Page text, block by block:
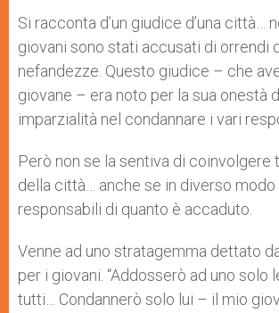
p
p
g
e
r
o
k
r
Si racconta d’un giudice d’una città…
giovani sono stati accusati di orrendi
nefandezze. Questo giudice – che
giovane – era noto per la sua onestà
imparzialità nel condannare i vari
Però non se la sentiva di coinvolgere
della città… anche se in diverso
responsabili di quanto è accaduto.
Venne ad uno stratagemma dettato
per i giovani. “Addosserò ad uno solo
tutti… Condannerò solo lui – il mio